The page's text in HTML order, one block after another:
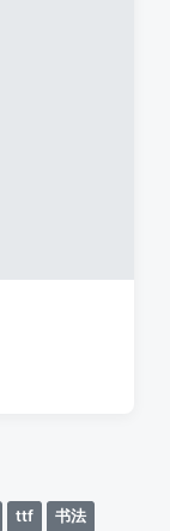
ttf
书法